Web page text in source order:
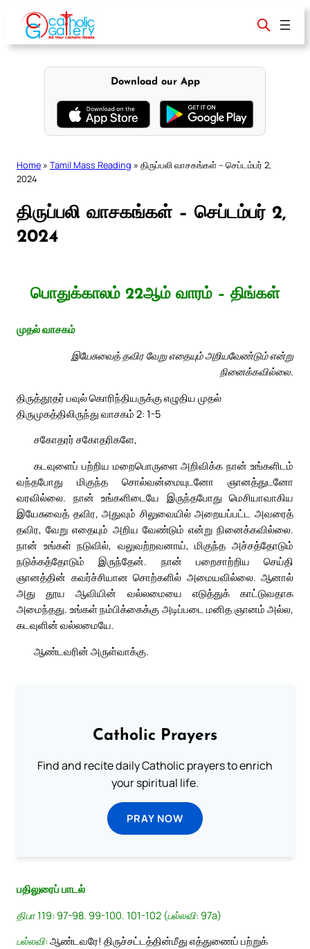
content
Download our App
Home » Tamil Mass Reading » திருப்பலி வாசகங்கள் – செப்டம்பர் 2,
2024
திருப்பலி வாசகங்கள் – செப்டம்பர் 2,
2024
பொதுக்காலம் 22ஆம் வாரம் – திங்கள்
முதல் வாசகம்
இயேசுவைத் தவிர வேறு எதையும் அறியவேண்டும் என்று
நினைக்கவில்லை.
திருத்தூதர் பவுல் கொரிந்தியருக்கு எழுதிய முதல்
திருமுகத்திலிருந்து வாசகம் 2: 1-5
சகோதரர் சகோதரிகளே,
கடவுளைப் பற்றிய மறைபொருளை அறிவிக்க நான் உங்களிடம்
வந்தபோது மிகுந்த சொல்வன்மையுடனோ ஞானத்துடனோ
வரவில்லை. நான் உங்களிடையே இருந்தபோது மெசியாவாகிய
இயேசுவைத் தவிர, அதுவும் சிலுவையில் அறையப்பட்ட அவரைத்
தவிர, வேறு எதையும் அறிய வேண்டும் என்று நினைக்கவில்லை.
நான் உங்கள் நடுவில், வலுவற்றவனாய், மிகுந்த அச்சத்தோடும்
நடுக்கத்தோடும் இருந்தேன். நான் பறைசாற்றிய செய்தி
ஞானத்தின் கவர்ச்சியான சொற்களில் அமையவில்லை. ஆனால்
அது தூய ஆவியின் வல்லமையை எடுத்துக் காட்டுவதாக
அமைந்தது. உங்கள் நம்பிக்கைக்கு அடிப்படை மனித ஞானம் அல்ல,
கடவுளின் வல்லமையே.
ஆண்டவரின் அருள்வாக்கு.
Catholic Prayers
Find and recite daily Catholic prayers to enrich
your spiritual life.
PRAY NOW
பதிலுரைப் பாடல்
திபா 119: 97-98. 99-100. 101-102 (பல்லவி: 97a)
பல்லவி: ஆண்டவரே! திருச்சட்டத்தின்மீது எத்துணைப் பற்றுக்